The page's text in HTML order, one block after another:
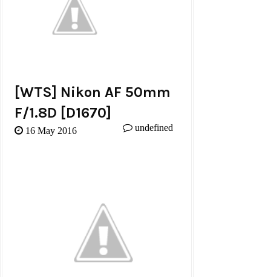
[WTS] Nikon AF 50mm
F/1.8D [d1670]
16 May 2016 undefined